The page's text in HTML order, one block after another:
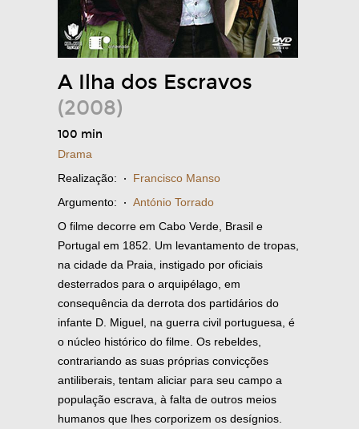
A Ilha dos Escravos
(2008)
100 min
Drama
Realização: · Francisco Manso
Argumento: · António Torrado
O filme decorre em Cabo Verde, Brasil e
Portugal em 1852. Um levantamento de tropas,
na cidade da Praia, instigado por oficiais
desterrados para o arquipélago, em
consequência da derrota dos partidários do
infante D. Miguel, na guerra civil portuguesa, é
o núcleo histórico do filme. Os rebeldes,
contrariando as suas próprias convicções
antiliberais, tentam aliciar para seu campo a
população escrava, à falta de outros meios
humanos que lhes corporizem os desígnios.